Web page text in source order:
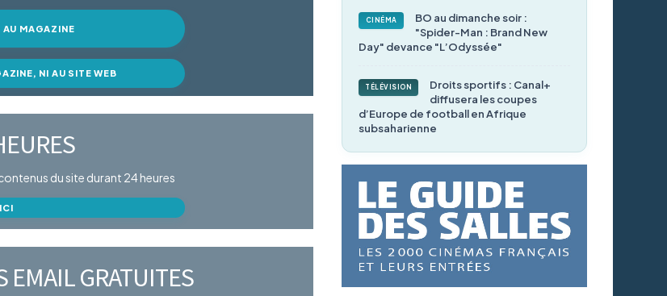
AU MAGAZINE
NI AU SITE WEB
du site durant 24 heures
EMAIL GRATUITES
CINÉMA
BO au dimanche soir :
"Spider-Man : Brand New
Day" devance "L’Odyssée"
TÉLÉVISION
Droits sportifs : Canal+
diffusera les coupes
d’Europe de football en Afrique
subsaharienne